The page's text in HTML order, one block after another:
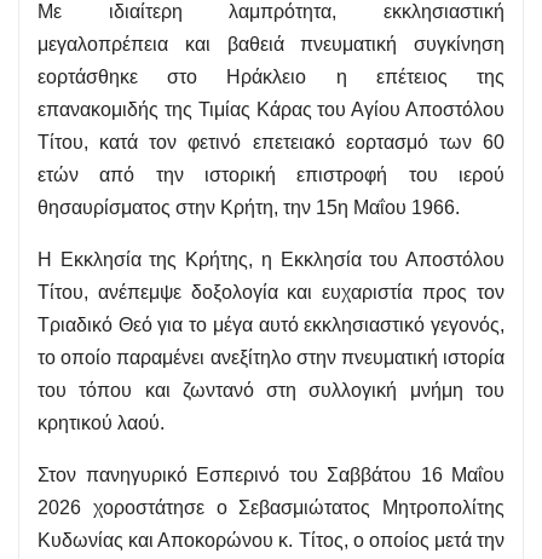
Με ιδιαίτερη λαμπρότητα, εκκλησιαστική
μεγαλοπρέπεια και βαθειά πνευματική συγκίνηση
εορτάσθηκε στο Ηράκλειο η επέτειος της
επανακομιδής της Τιμίας Κάρας του Αγίου Αποστόλου
Τίτου, κατά τον φετινό επετειακό εορτασμό των 60
ετών από την ιστορική επιστροφή του ιερού
θησαυρίσματος στην Κρήτη, την 15η Μαΐου 1966.
Η Εκκλησία της Κρήτης, η Εκκλησία του Αποστόλου
Τίτου, ανέπεμψε δοξολογία και ευχαριστία προς τον
Τριαδικό Θεό για το μέγα αυτό εκκλησιαστικό γεγονός,
το οποίο παραμένει ανεξίτηλο στην πνευματική ιστορία
του τόπου και ζωντανό στη συλλογική μνήμη του
κρητικού λαού.
Στον πανηγυρικό Εσπερινό του Σαββάτου 16 Μαΐου
2026 χοροστάτησε ο Σεβασμιώτατος Μητροπολίτης
Κυδωνίας και Αποκορώνου κ. Τίτος, ο οποίος μετά την